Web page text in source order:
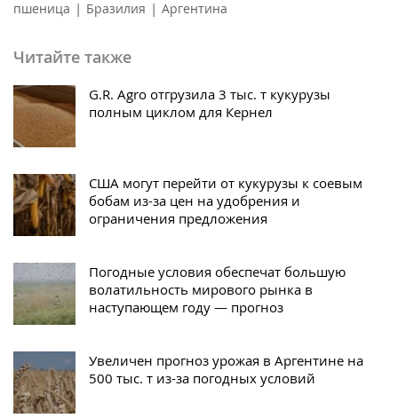
пшеница | Бразилия | Аргентина
Читайте также
G.R. Agro отгрузила 3 тыс. т кукурузы
полным циклом для Кернел
США могут перейти от кукурузы к соевым
бобам из-за цен на удобрения и
ограничения предложения
Погодные условия обеспечат большую
волатильность мирового рынка в
наступающем году — прогноз
Увеличен прогноз урожая в Аргентине на
500 тыс. т из-за погодных условий